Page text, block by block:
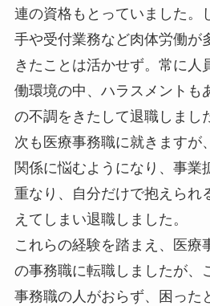
連の資格もとっていました。
手や受付業務など肉体労働が
きたことは活かせず。常に人
働環境の中、ハラスメントも
の不調をきたして退職しまし
次も医療事務職に就きますが
関係に悩むようになり、事業
重なり、自分だけで抱えられ
えてしまい退職しました。
これらの経験を踏まえ、医療
の事務職に転職しましたが、
事務職の人がおらず、困った